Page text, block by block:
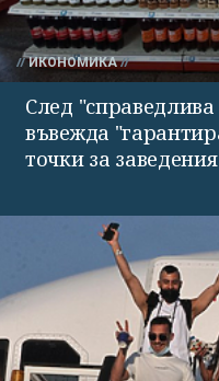
ИКОНОМИКА
След
въвежда
точки за заведения